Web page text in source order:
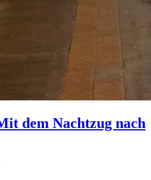
dem Nachtzug nach